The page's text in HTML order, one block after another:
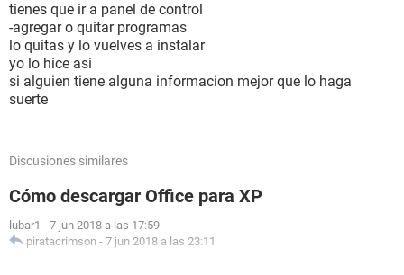
tienes que ir a panel de control
-agregar o quitar programas
lo quitas y lo vuelves a instalar
yo lo hice asi
si alguien tiene alguna informacion mejor que lo haga
suerte
Discusiones similares
Cómo descargar Office para XP
lubar1 - 7 jun 2018 a las 17:59
piratacrimson - 7 jun 2018 a las 23:11